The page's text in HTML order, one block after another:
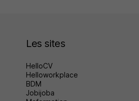
Les sites
HelloCV
Helloworkplace
BDM
Jobijoba